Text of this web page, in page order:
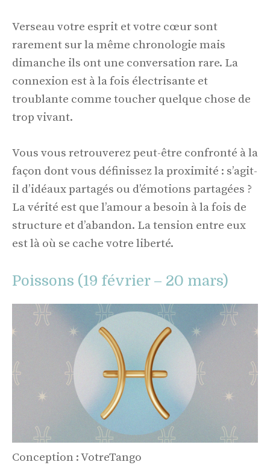
Verseau votre esprit et votre cœur sont
rarement sur la même chronologie mais
dimanche ils ont une conversation rare. La
connexion est à la fois électrisante et
troublante comme toucher quelque chose de
trop vivant.
Vous vous retrouverez peut-être confronté à la
façon dont vous définissez la proximité : s’agit-
il d’idéaux partagés ou d’émotions partagées ?
La vérité est que l’amour a besoin à la fois de
structure et d’abandon. La tension entre eux
est là où se cache votre liberté.
Poissons (19 février – 20 mars)
Conception : VotreTango